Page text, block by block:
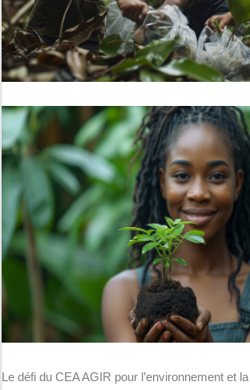
Le défi du CEA AGIR pour l’environnement et